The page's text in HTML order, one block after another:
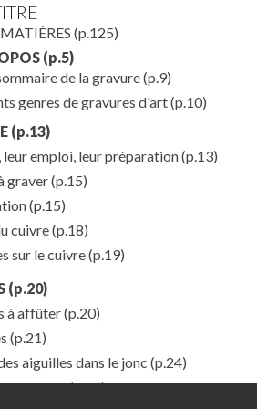
(p.125)
(p.5)
de la gravure(p.9)
genres de gravures d'art(p.10)
(p.13)
leur emploi, leur préparation(p.13)
graver(p.15)
(p.15)
cuivre(p.18)
sur le cuivre(p.19)
(p.20)
à affûter(p.20)
(p.21)
aiguilles dans le jonc (p.24)
pointes(p.25)